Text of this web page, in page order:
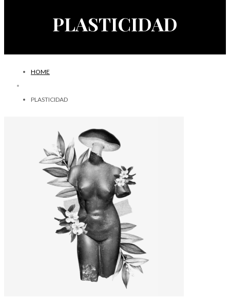
PLASTICIDAD
HOME
PLASTICIDAD